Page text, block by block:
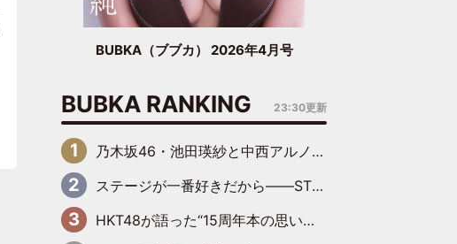
BUBKA（ブブカ） 2026年4月号
BUBKA RANKING 23:30更新
乃木坂46・池田瑛紗と中西アルノが「真冬のかき氷」騒動で火花散らす！ 因縁の裏にあるのは、逆境をともに“凌”ぐ似た者同士の絆
ステージが一番好きだから――STU48・中村舞が描く“これからの私”
HKT48が語った“15周年本の思い出” 大食い特訓・守護霊企画・制服グラビア…盛りだくさんの裏話